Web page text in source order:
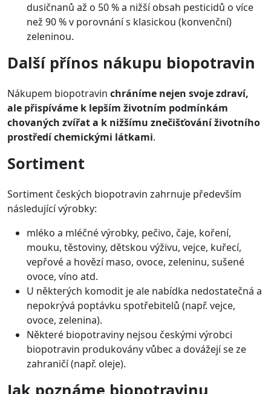
dusičnanů až o 50 % a nižší obsah pesticidů o více
než 90 % v porovnání s klasickou (konvenční)
zeleninou.
Další přínos nákupu biopotravin
Nákupem biopotravin chráníme nejen svoje zdraví,
ale přispíváme k lepším životním podmínkám
chovaných zvířat a k nižšímu znečišťování životního
prostředí chemickými látkami.
Sortiment
Sortiment českých biopotravin zahrnuje především
následující výrobky:
mléko a mléčné výrobky, pečivo, čaje, koření,
mouku, těstoviny, dětskou výživu, vejce, kuřecí,
vepřové a hovězí maso, ovoce, zeleninu, sušené
ovoce, víno atd.
U některých komodit je ale nabídka nedostatečná a
nepokrývá poptávku spotřebitelů (např. vejce,
ovoce, zelenina).
Některé biopotraviny nejsou českými výrobci
biopotravin produkovány vůbec a dovážejí se ze
zahraničí (např. oleje).
Jak poznáme biopotravinu